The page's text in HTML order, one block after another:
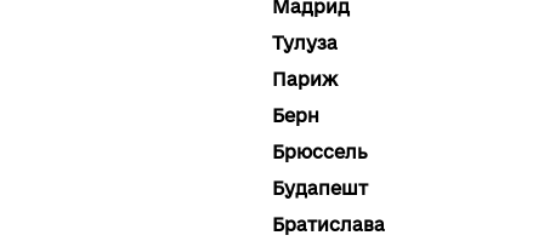
Мадрид
Тулуза
Париж
Берн
Брюссель
Будапешт
Братислава